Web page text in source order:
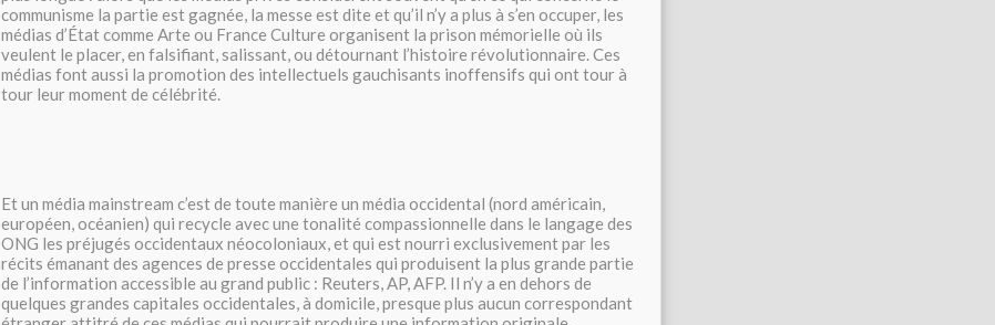
communisme la partie est gagnée, la messe est dite et qu’il n’y a plus à s’en occuper, les
médias d’État comme Arte ou France Culture organisent la prison mémorielle où ils
veulent le placer, en falsifiant, salissant, ou détournant l’histoire révolutionnaire. Ces
médias font aussi la promotion des intellectuels gauchisants inoffensifs qui ont tour à
tour leur moment de célébrité.
Et un média mainstream c’est de toute manière un média occidental (nord américain,
européen, océanien) qui recycle avec une tonalité compassionnelle dans le langage des
ONG les préjugés occidentaux néocoloniaux, et qui est nourri exclusivement par les
récits émanant des agences de presse occidentales qui produisent la plus grande partie
de l’information accessible au grand public : Reuters, AP, AFP. Il n’y a en dehors de
quelques grandes capitales occidentales, à domicile, presque plus aucun correspondant